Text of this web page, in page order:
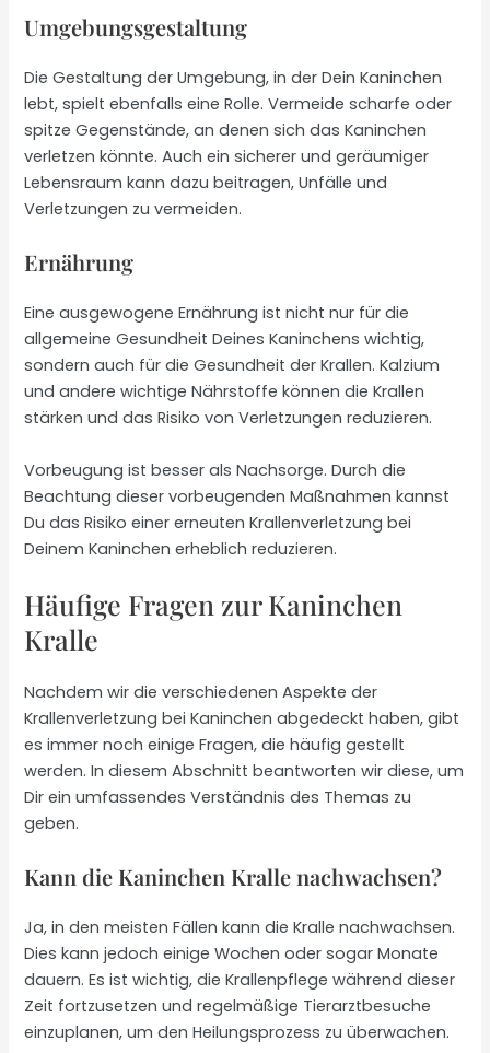
Umgebungsgestaltung
Die Gestaltung der Umgebung, in der Dein Kaninchen
lebt, spielt ebenfalls eine Rolle. Vermeide scharfe oder
spitze Gegenstände, an denen sich das Kaninchen
verletzen könnte. Auch ein sicherer und geräumiger
Lebensraum kann dazu beitragen, Unfälle und
Verletzungen zu vermeiden.
Ernährung
Eine ausgewogene Ernährung ist nicht nur für die
allgemeine Gesundheit Deines Kaninchens wichtig,
sondern auch für die Gesundheit der Krallen. Kalzium
und andere wichtige Nährstoffe können die Krallen
stärken und das Risiko von Verletzungen reduzieren.
Vorbeugung ist besser als Nachsorge. Durch die
Beachtung dieser vorbeugenden Maßnahmen kannst
Du das Risiko einer erneuten Krallenverletzung bei
Deinem Kaninchen erheblich reduzieren.
Häufige Fragen zur Kaninchen
Kralle
Nachdem wir die verschiedenen Aspekte der
Krallenverletzung bei Kaninchen abgedeckt haben, gibt
es immer noch einige Fragen, die häufig gestellt
werden. In diesem Abschnitt beantworten wir diese, um
Dir ein umfassendes Verständnis des Themas zu
geben.
Kann die Kaninchen Kralle nachwachsen?
Ja, in den meisten Fällen kann die Kralle nachwachsen.
Dies kann jedoch einige Wochen oder sogar Monate
dauern. Es ist wichtig, die Krallenpflege während dieser
Zeit fortzusetzen und regelmäßige Tierarztbesuche
einzuplanen, um den Heilungsprozess zu überwachen.